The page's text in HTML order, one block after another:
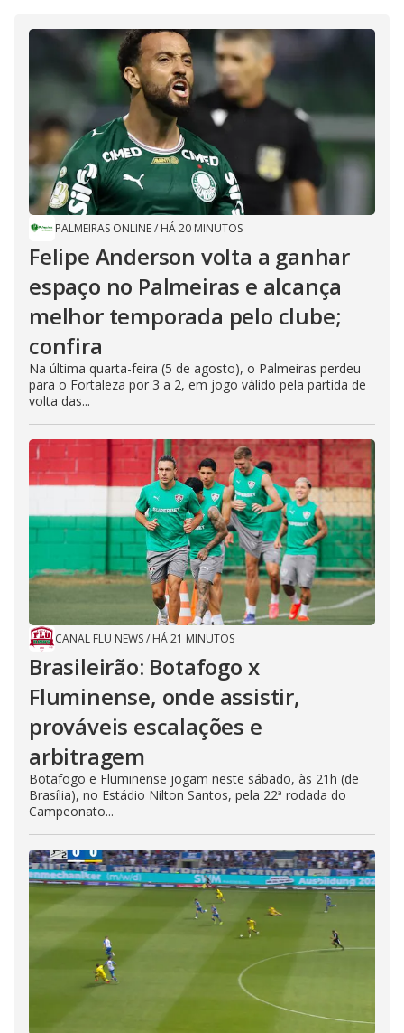
PALMEIRAS ONLINE/ HÁ 20 MINUTOS
Felipe Anderson volta a ganhar
espaço no Palmeiras e alcança
melhor temporada pelo clube;
confira
Na última quarta-feira (5 de agosto), o Palmeiras perdeu
para o Fortaleza por 3 a 2, em jogo válido pela partida de
volta das...
CANAL FLU NEWS/ HÁ 21 MINUTOS
Brasileirão: Botafogo x
Fluminense, onde assistir,
prováveis escalações e
arbitragem
Botafogo e Fluminense jogam neste sábado, às 21h (de
Brasília), no Estádio Nilton Santos, pela 22ª rodada do
Campeonato...